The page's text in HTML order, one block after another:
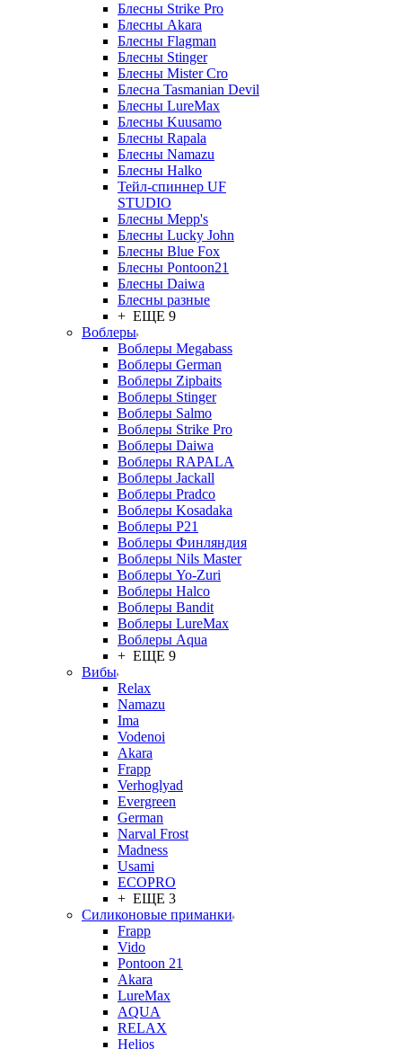
Блесны Strike Pro
Блесны Akara
Блесны Flagman
Блесны Stinger
Блесны Mister Cro
Блесна Tasmanian Devil
Блесны LureMax
Блесны Kuusamo
Блесны Rapala
Блесны Namazu
Блесны Halko
Тейл-спиннер UF
STUDIO
Блесны Mepp's
Блесны Lucky John
Блесны Blue Fox
Блесны Pontoon21
Блесны Daiwa
Блесны разные
+ ЕЩЕ 9
Воблеры
Воблеры Megabass
Воблеры German
Воблеры Zipbaits
Воблеры Stinger
Воблеры Salmo
Воблеры Strike Pro
Воблеры Daiwa
Воблеры RAPALA
Воблеры Jackall
Воблеры Pradco
Воблеры Kosadaka
Воблеры P21
Воблеры Финляндия
Воблеры Nils Master
Воблеры Yo-Zuri
Воблеры Halco
Воблеры Bandit
Воблеры LureMax
Воблеры Aqua
+ ЕЩЕ 9
Вибы
Relax
Namazu
Ima
Vodenoi
Akara
Frapp
Verhoglyad
Evergreen
German
Narval Frost
Madness
Usami
ECOPRO
+ ЕЩЕ 3
Силиконовые приманки
Frapp
Vido
Pontoon 21
Akara
LureMax
AQUA
RELAX
Helios